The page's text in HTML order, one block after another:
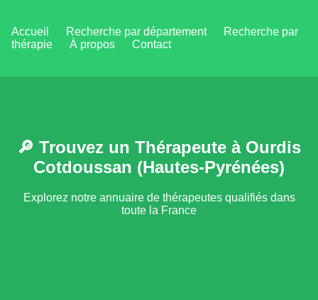
Accueil Recherche par département
Recherche par
thérapie
À propos Contact
🔎 Trouvez un Thérapeute à Ourdis
Cotdoussan (Hautes-Pyrénées)
Explorez notre annuaire de thérapeutes qualifiés dans
toute la France